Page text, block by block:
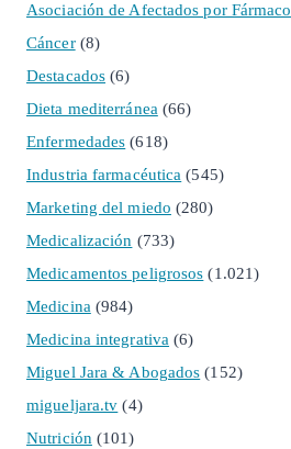
Asociación de Afectados por
Cáncer(8)
Destacados (6)
Dieta mediterránea(66)
Enfermedades (618)
Industria farmacéutica (545)
Marketing del miedo (280)
Medicalización (733)
Medicamentos peligrosos (1.021)
Medicina(984)
Medicina integrativa (6)
Miguel Jara & Abogados (152)
migueljara.tv (4)
Nutrición(101)